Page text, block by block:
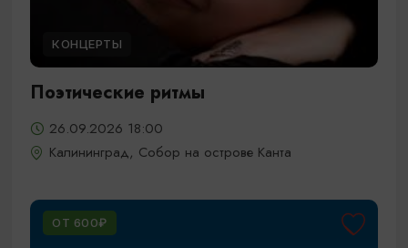
КОНЦЕРТЫ
Поэтические ритмы
26.09.2026 18:00
Калининград, Собор на острове Канта
ОТ 600₽